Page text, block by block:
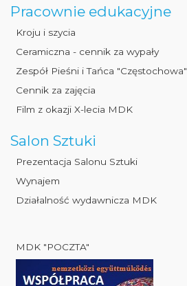
Pracownie edukacyjne
Kroju i szycia
Ceramiczna - cennik za wypały
Zespół Pieśni i Tańca "Częstochowa"
Cennik za zajęcia
Film z okazji X-lecia MDK
Salon Sztuki
Prezentacja Salonu Sztuki
Wynajem
Działalność wydawnicza MDK
MDK "POCZTA"